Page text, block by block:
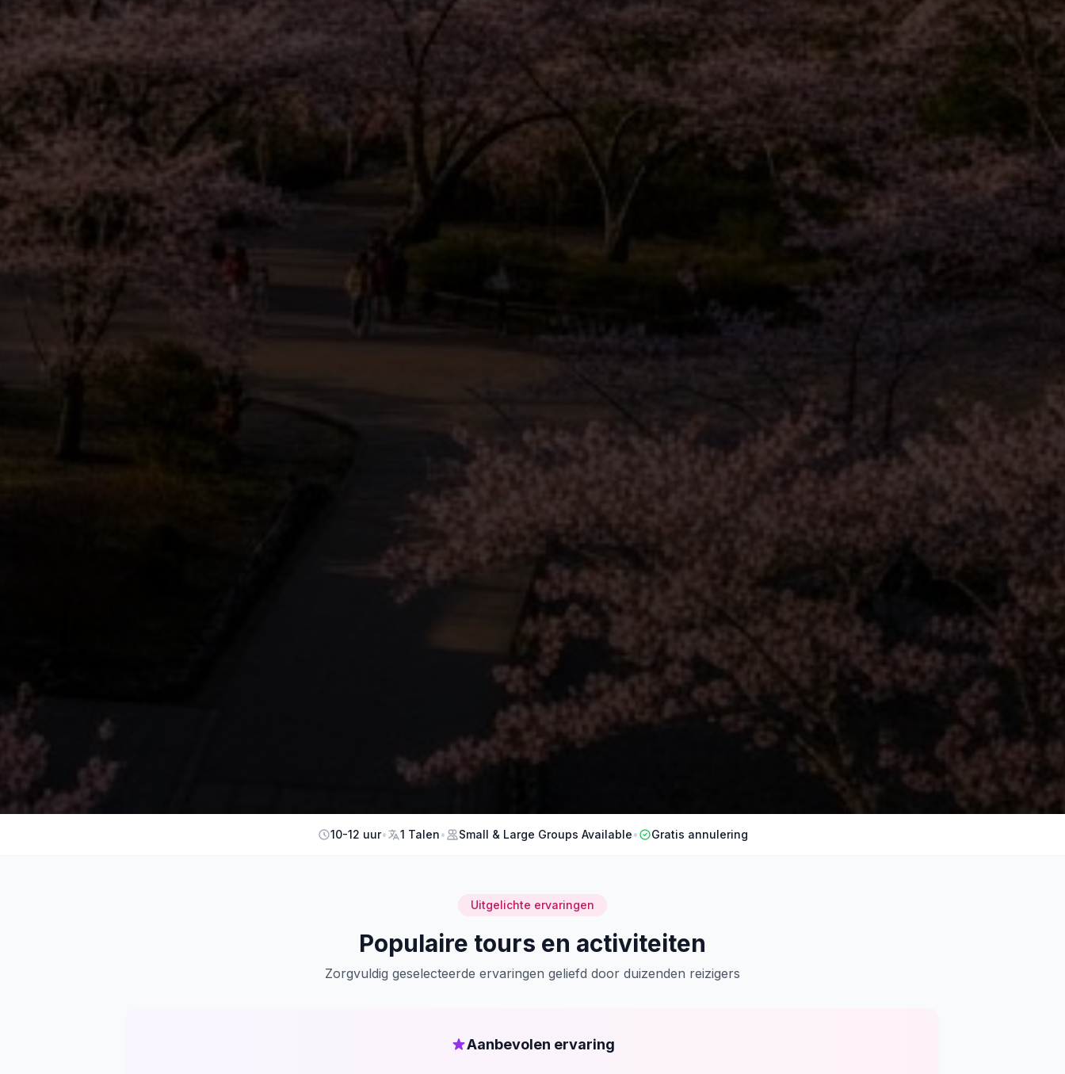
10-12 uur• 1 Talen• Small & Large Groups Available• Gratis annulering
Uitgelichte ervaringen
Populaire tours en activiteiten
Zorgvuldig geselecteerde ervaringen geliefd door duizenden reizigers
Aanbevolen ervaring